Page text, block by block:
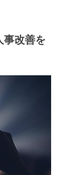
事改善を